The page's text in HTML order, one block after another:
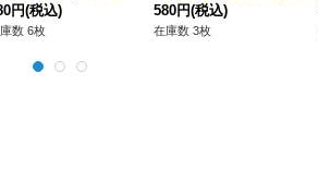
JP024}《エクシ
》
円(税込)
数 6枚
P036}《リンク》
580円(税込)
在庫数 3枚